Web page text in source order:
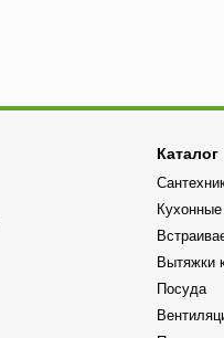
Каталог
Вытяжки
Посуда